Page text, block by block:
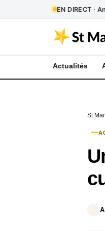
EN DIRECT ·
Actualités
St